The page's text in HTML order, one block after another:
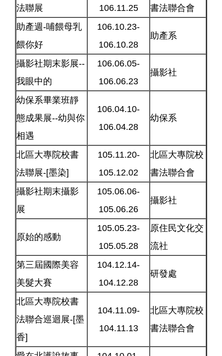
法聯展
106.11.25
書法聯合會
助產週-哺餵母乳
餵你好
106.10.23-
106.10.28
助產系
攝影社期末影展--
我眼中的
106.06.05-
106.06.23
攝影社
幼保系畢業班靜
態成果展--幼與你
相遇
106.04.10-
106.04.28
幼保系
北區大專院校書
法聯展-[墨染]
105.11.20-
105.12.02
北區大專院校
書法聯合會
攝影社期末攝影
展
105.06.06-
105.06.26
攝影社
原始的感動
105.05.23-
105.05.28
原住民文化交
流社
第三屆國際美容
美髮大賽
104.12.14-
104.12.28
研發處
北區大專院校書
法聯合巡迴展-[墨
香]
104.11.09-
104.11.13
北區大專院校
書法聯合會